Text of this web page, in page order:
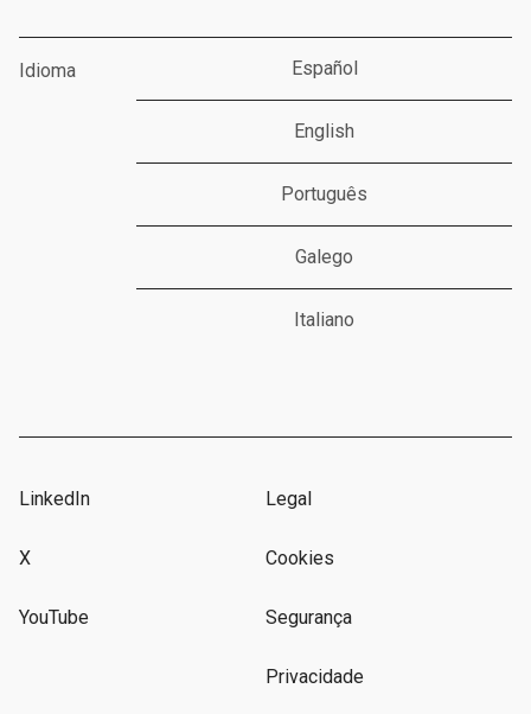
Idioma Español
English
Português
Galego
Italiano
LinkedIn
X
YouTube
Legal
Cookies
Segurança
Privacidade